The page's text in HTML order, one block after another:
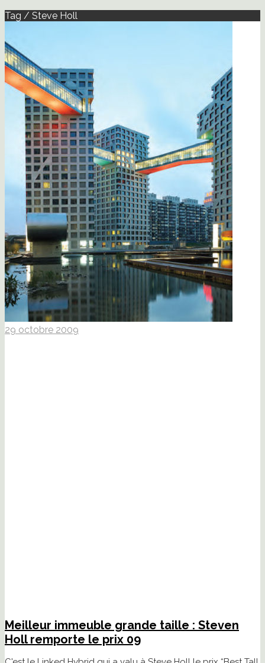
Tag / Steve Holl
29 octobre 2009
Meilleur immeuble grande taille : Steven
Holl remporte le prix 09